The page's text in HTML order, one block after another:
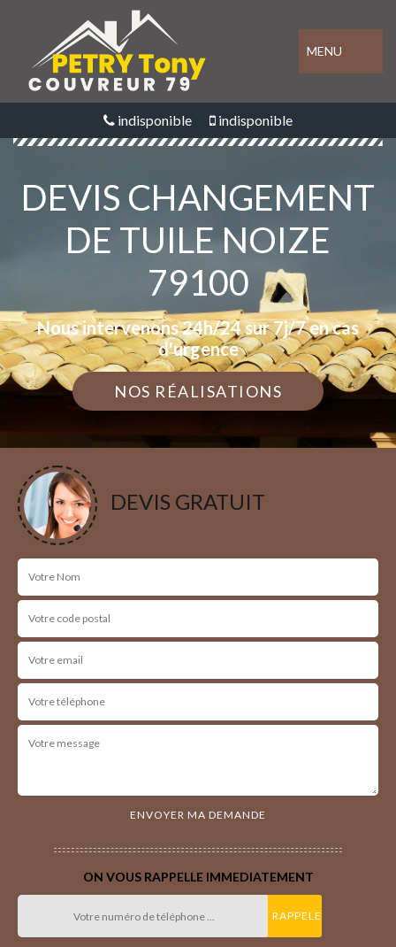
MENU
indisponible indisponible
DEVIS CHANGEMENT
DE TUILE NOIZE
79100
Nous intervenons 24h/24 sur 7j/7 en cas
d'urgence
NOS RÉALISATIONS
DEVIS GRATUIT
ON VOUS RAPPELLE IMMEDIATEMENT